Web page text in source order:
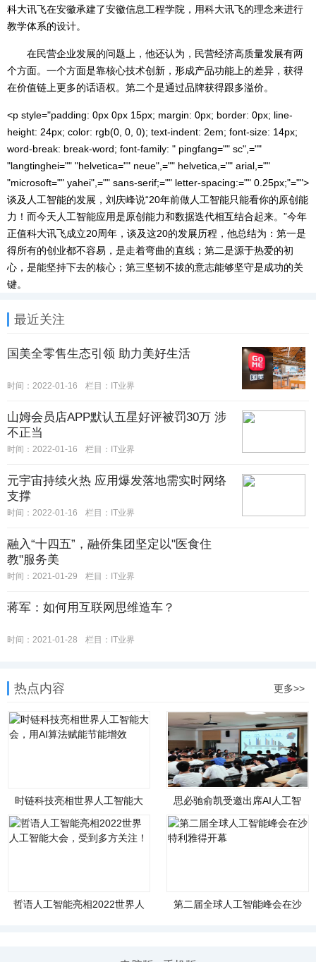
科大讯飞在安徽承建了安徽信息工程学院，用科大讯飞的理念来进行
教学体系的设计。
在民营企业发展的问题上，他还认为，民营经济高质量发展有两
个方面。一个方面是靠核心技术创新，形成产品功能上的差异，获得
在价值链上更多的话语权。第二个是通过品牌获得跟多溢价。
<p style="padding: 0px 0px 15px; margin: 0px; border: 0px; line-
height: 24px; color: rgb(0, 0, 0); text-indent: 2em; font-size: 14px;
word-break: break-word; font-family: " pingfang="" sc",=""
"langtinghei="" "helvetica="" neue",="" helvetica,="" arial,=""
"microsoft="" yahei",="" sans-serif;="" letter-spacing:="" 0.25px;"="">
谈及人工智能的发展，刘庆峰说“20年前做人工智能只能看你的原创能
力！而今天人工智能应用是原创能力和数据迭代相互结合起来。”今年
正值科大讯飞成立20周年，谈及这20的发展历程，他总结为：第一是
得所有的创业都不容易，是走着弯曲的直线；第二是源于热爱的初
心，是能坚持下去的核心；第三坚韧不拔的意志能够坚守是成功的关
键。
最近关注
国美全零售生态引领 助力美好生活
时间：2022-01-16 栏目：IT业界
山姆会员店APP默认五星好评被罚30万 涉
不正当
时间：2022-01-16 栏目：IT业界
元宇宙持续火热 应用爆发落地需实时网络
支撑
时间：2022-01-16 栏目：IT业界
融入“十四五”，融侨集团坚定以"医食住
教"服务美
时间：2021-01-29 栏目：IT业界
蒋军：如何用互联网思维造车？
时间：2021-01-28 栏目：IT业界
热点内容 更多>>
时链科技亮相世界人工智能大
思必驰俞凯受邀出席AI人工智
哲语人工智能亮相2022世界人
第二届全球人工智能峰会在沙